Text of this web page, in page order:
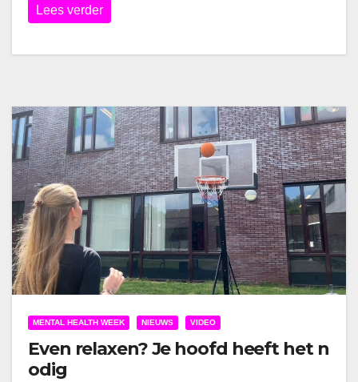
Lees verder
MENTAL HEALTH WEEK NIEUWS VIDEO
Even relaxen? Je hoofd heeft het n
odig